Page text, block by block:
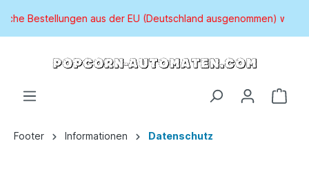
aus der EU (Deutschland ausgenommen) werden, unter
Footer Informationen Datenschutz